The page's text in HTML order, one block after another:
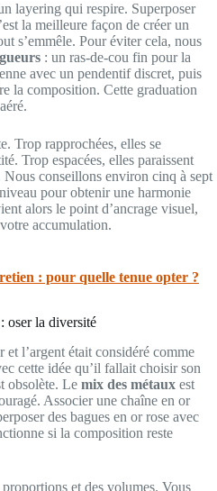
layering qui respire. Superposer
la meilleure façon de créer un
s’emmêle. Pour éviter cela, nous
: un ras-de-cou fin pour la
avec un pendentif discret, puis
la composition. Cette graduation
Trop rapprochées, elles se
Trop espacées, elles paraissent
Nous conseillons environ cinq à sept
pour obtenir une harmonie
alors le point d’ancrage visuel,
accumulation.
: pour quelle tenue opter ?
oser la diversité
et l’argent était considéré comme
cette idée qu’il fallait choisir son
obsolète. Le mix des métaux est
Associer une chaîne en or
des bagues en or rose avec
si la composition reste
et des volumes. Vous